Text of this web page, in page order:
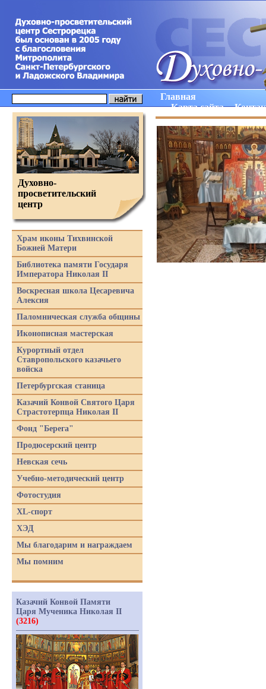
Главная
Карта сайта
Духовно-
просветительский
центр
Храм иконы Тихвинской
Божией Матери
Библиотека памяти Государя
Императора Николая II
Воскресная школа Цесаревича
Алексия
Паломническая служба общины
Иконописная мастерская
Курортный отдел
Ставропольского казачьего
войска
Петербургская станица
Казачий Конвой Святого Царя
Страстотерпца Николая II
Фонд "Берега"
Продюсерский центр
Невская сечь
Учебно-методический центр
Фотостудия
XL-спорт
ХЭД
Мы благодарим и награждаем
Мы помним
Казачий Конвой Памяти
Царя Мученика Николая II
(3216)